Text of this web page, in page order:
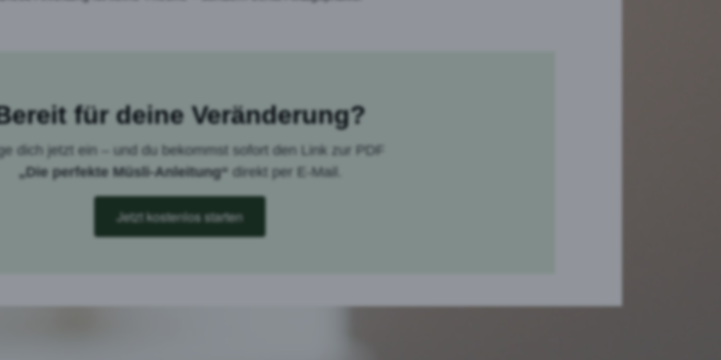
für deine Veränderung?
dich jetzt ein – und du bekommst sofort den Link zur PDF
„Die perfekte Müsli-Anleitung“ direkt per E-Mail.
Jetzt kostenlos starten